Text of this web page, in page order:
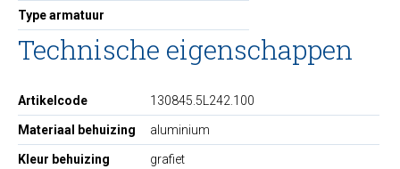
Type armatuur
Technische eigenschappen
Artikelcode 130845.5L242.100
Materiaal behuizing aluminium
Kleur behuizing grafiet